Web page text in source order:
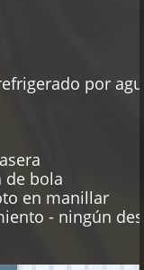
por
de bola
en manillar
- ningún